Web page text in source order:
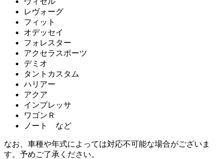
レヴォーグ
フィット
オデッセイ
フォレスター
アクセラスポーツ
デミオ
タントカスタム
ハリアー
アクア
インプレッサ
ワゴンＲ
ノート など
なお、車種や年式によっては対応不可能な場合がございま
す。予めご了承ください。